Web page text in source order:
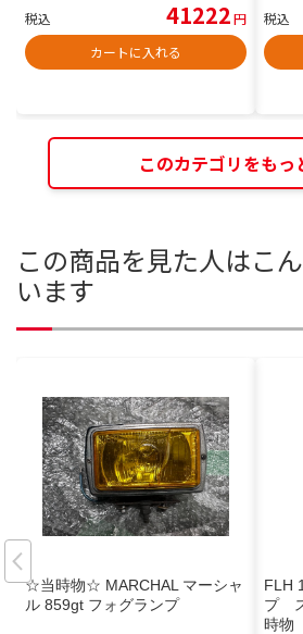
税込 41222円
カートに入れる
税込
このカテゴリをもっ
この商品を見た人はこ
います
☆当時物☆ MARCHAL マーシャ
ル 859gt フォグランプ
FLH
プ
時物